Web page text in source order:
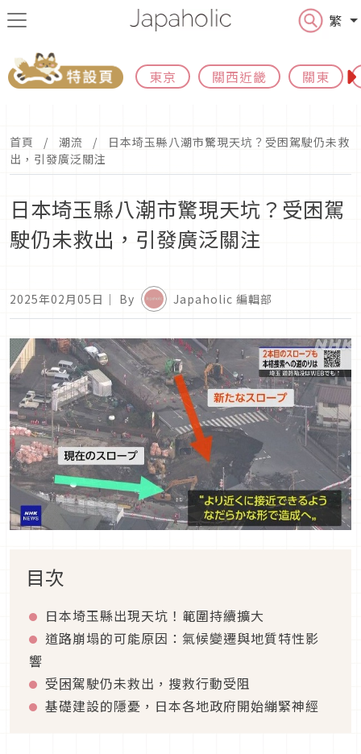
繁
東京 關西近畿 關東
首頁 潮流
日本埼玉縣八潮市驚現天坑？受困駕駛仍未救
出，引發廣泛關注
日本埼玉縣八潮市驚現天坑？受困駕
駛仍未救出，引發廣泛關注
2025年02月05日 ｜ By Japaholic 編輯部
目次
日本埼玉縣出現天坑！範圍持續擴大
道路崩塌的可能原因：氣候變遷與地質特性影
響
受困駕駛仍未救出，搜救行動受阻
基礎建設的隱憂，日本各地政府開始繃緊神經